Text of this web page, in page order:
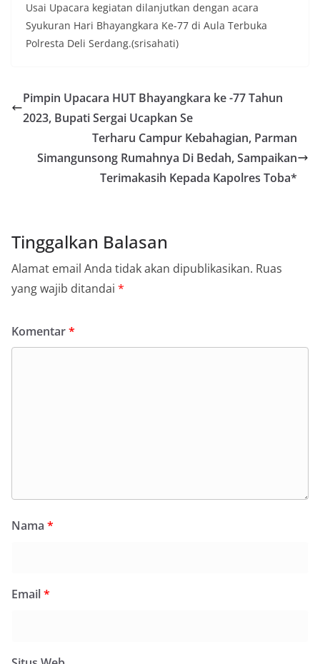
Usai Upacara kegiatan dilanjutkan dengan acara
Syukuran Hari Bhayangkara Ke-77 di Aula Terbuka
Polresta Deli Serdang.(srisahati)
Pimpin Upacara HUT Bhayangkara ke -77 Tahun
2023, Bupati Sergai Ucapkan Se
Terharu Campur Kebahagian, Parman
Simangunsong Rumahnya Di Bedah, Sampaikan
Terimakasih Kepada Kapolres Toba*
Tinggalkan Balasan
Alamat email Anda tidak akan dipublikasikan. Ruas
yang wajib ditandai *
Komentar*
Nama *
Email*